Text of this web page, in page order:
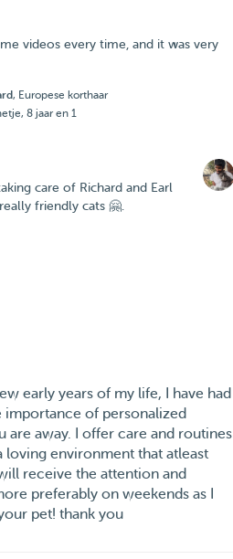
videos every time, and it was very
, Europese korthaar
8 jaar en 1
care of Richard and Earl
friendly cats 🤗.
early years of my life, I have had
of personalized
away. I offer care and routines
environment that atleast
receive the attention and
preferably on weekends as I
pet! thank you